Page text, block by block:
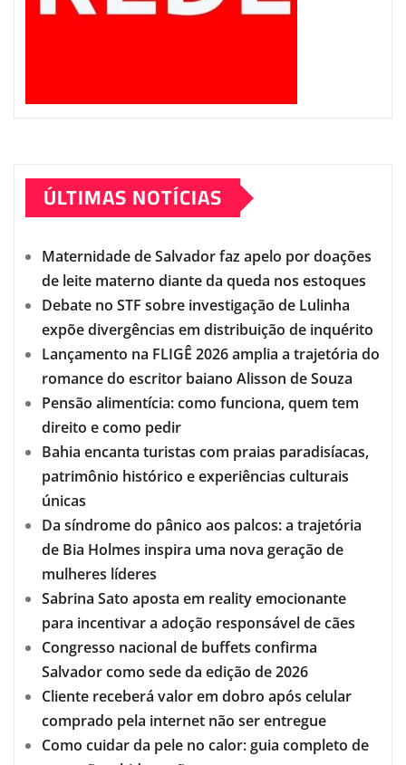
ÚLTIMAS NOTÍCIAS
Maternidade de Salvador faz apelo por doações
de leite materno diante da queda nos estoques
Debate no STF sobre investigação de Lulinha
expõe divergências em distribuição de inquérito
Lançamento na FLIGÊ 2026 amplia a trajetória do
romance do escritor baiano Alisson de Souza
Pensão alimentícia: como funciona, quem tem
direito e como pedir
Bahia encanta turistas com praias paradisíacas,
patrimônio histórico e experiências culturais
únicas
Da síndrome do pânico aos palcos: a trajetória
de Bia Holmes inspira uma nova geração de
mulheres líderes
Sabrina Sato aposta em reality emocionante
para incentivar a adoção responsável de cães
Congresso nacional de buffets confirma
Salvador como sede da edição de 2026
Cliente receberá valor em dobro após celular
comprado pela internet não ser entregue
Como cuidar da pele no calor: guia completo de